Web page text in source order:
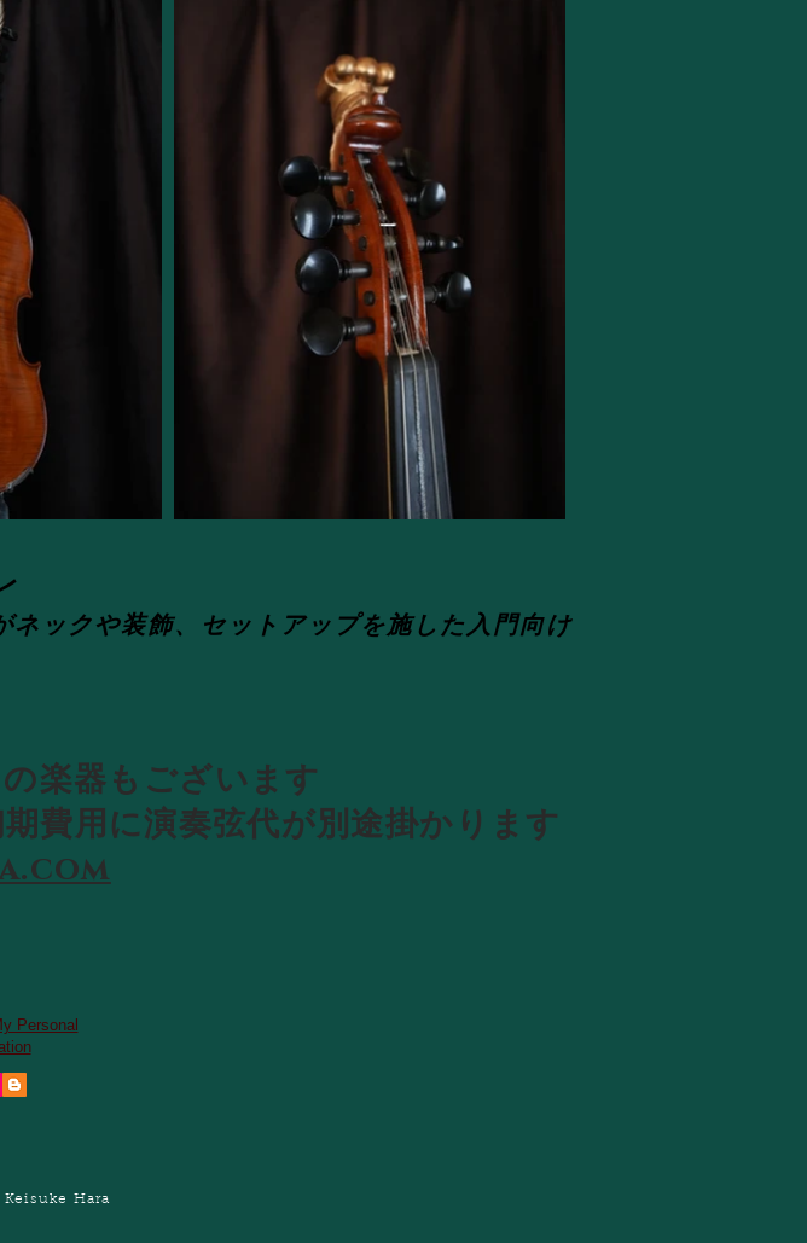
ックや装飾、セットアップを施した入門向け
楽器もございます
費用に演奏弦代が別途掛かります
Personal
Hara